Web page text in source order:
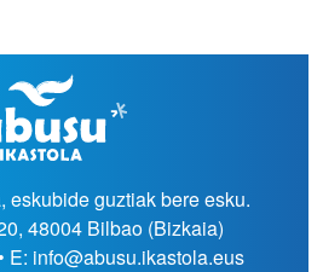
eskubide guztiak bere esku.
48004 Bilbao (Bizkaia)
E: info@abusu.ikastola.eus